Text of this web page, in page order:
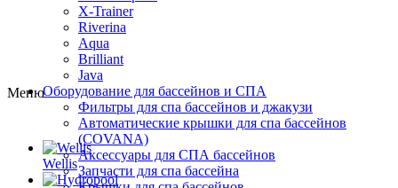
X-Trainer
Riverina
Aqua
Brilliant
Java
Оборудование для бассейнов и СПА
Фильтры для спа бассейнов и джакузи
Автоматические крышки для спа бассейнов
(COVANA)
Аксессуары для СПА бассейнов
Запчасти для спа бассейна
Меню
Wellis